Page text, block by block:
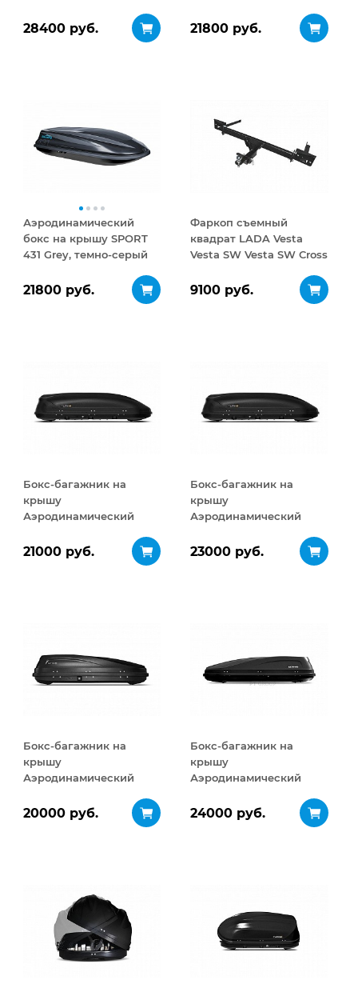
28400 руб. 21800 руб.
Аэродинамический
бокс на крышу SPORT
431 Grey, темно-серый
21800 руб.
Фаркоп съемный
квадрат LADA Vesta
Vesta SW Vesta SW Cross
9100 руб.
Бокс-багажник на
крышу
Аэродинамический
21000 руб.
Бокс-багажник на
крышу
Аэродинамический
ДВУСТОРОННЕЕ
23000 руб.
Бокс-багажник на
крышу
Аэродинамический
ДВУСТОРОННЕЕ
20000 руб.
Бокс-багажник на
крышу
Аэродинамический
ДВУСТОРОННЕЕ
24000 руб.